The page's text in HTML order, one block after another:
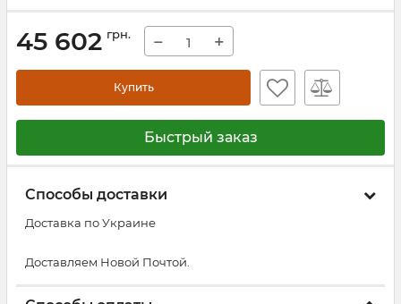
45 602 грн. − +
Купить
Быстрый заказ
Способы доставки
Доставка по Украине
Доставляем Новой Почтой.